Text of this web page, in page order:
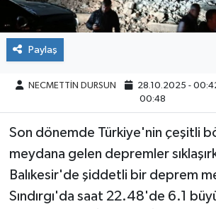
Paylaş
NECMETTİN DURSUN 28.10.2025 -
00:48
Son dönemde Türkiye'nin çeşitli
meydana gelen depremler
Balıkesir'de şiddetli bir deprem
Sındırgı'da saat 22.48'de 6.1